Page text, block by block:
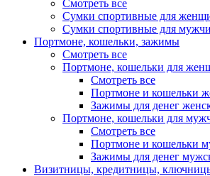
Смотреть все
Сумки спортивные для
Сумки спортивные для
Портмоне, кошельки, зажимы
Смотреть все
Портмоне, кошельки для
Смотреть все
Портмоне и кошельки
Зажимы для денег
Портмоне, кошельки для
Смотреть все
Портмоне и кошельки
Зажимы для денег
Визитницы, кредитницы,